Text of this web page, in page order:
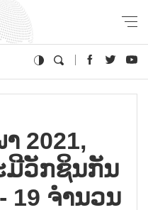
2021,
ມີວັກຊິນກັນ
19 ຈຳນວນ